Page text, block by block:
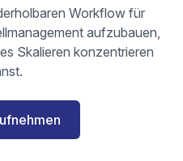
Workflow für
aufzubauen,
Skalieren konzentrieren